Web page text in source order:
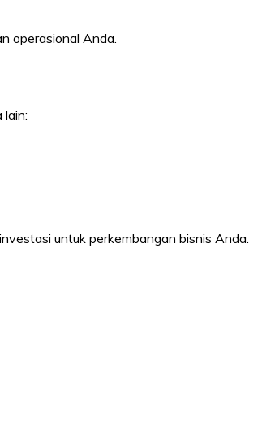
operasional Anda.
lain:
untuk perkembangan bisnis Anda.